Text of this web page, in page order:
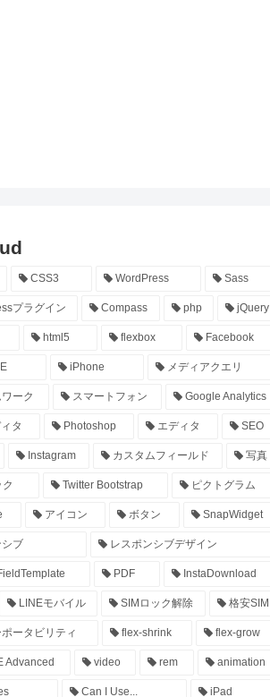
CSS3 WordPress Sass
プラグイン Compass php jQuery
html5 flexbox Facebook
iPhone メディアクエリ
ーク スマートフォン Google Analytics
タ Photoshop エディタ SEO
Instagram カスタムフィールド 写真
Twitter Bootstrap ピクトグラム
アイコン ボタン SnapWidget
シブ レスポンシブデザイン
PDF InstaDownload
LINEモバイル SIMロック解除 格安SIM
ータビリティ flex-shrink flex-grow
Advanced video rem animation
Can I Use... iPad